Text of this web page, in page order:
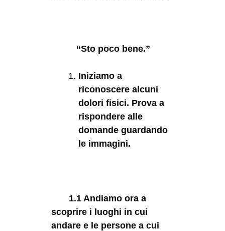
“Sto poco bene.”
Iniziamo a
riconoscere alcuni
dolori fisici. Prova a
rispondere alle
domande guardando
le immagini.
1.1 Andiamo ora a
scoprire i luoghi in cui
andare e le persone a cui